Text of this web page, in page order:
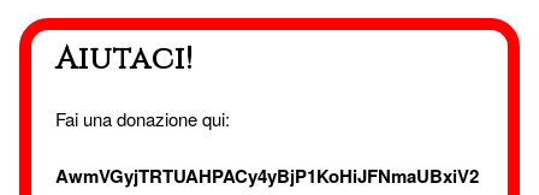
Aiutaci!
Fai una donazione qui:
AwmVGyjTRTUAHPACy4yBjP1KoHiJFNmaUBxiV2